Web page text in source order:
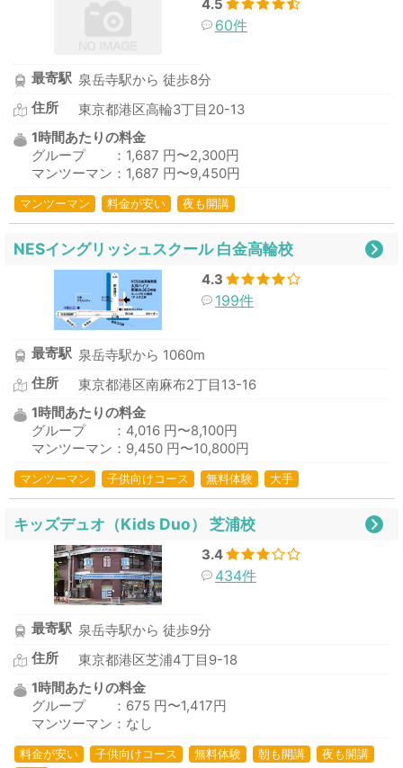
4.5
60件
最寄駅 泉岳寺駅から 徒歩8分
住所
東京都港区高輪3丁目20-13
1時間あたりの料金
グループ ：1,687 円〜2,300円
マンツーマン：1,687 円〜9,450円
マンツーマン 料金が安い 夜も開講
NESイングリッシュスクール 白金高輪校
4.3
199件
最寄駅 泉岳寺駅から 1060m
住所
東京都港区南麻布2丁目13-16
1時間あたりの料金
グループ ：4,016 円〜8,100円
マンツーマン：9,450 円〜10,800円
マンツーマン 子供向けコース 無料体験 大手
キッズデュオ（Kids Duo） 芝浦校
3.4
434件
最寄駅 泉岳寺駅から 徒歩9分
住所
東京都港区芝浦4丁目9-18
1時間あたりの料金
グループ ：675 円〜1,417円
マンツーマン：なし
料金が安い 子供向けコース 無料体験 朝も開講
夜も開講